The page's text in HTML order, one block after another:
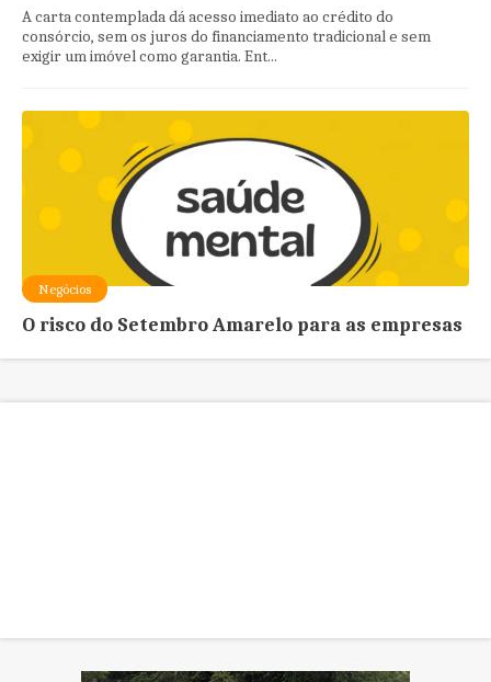
A carta contemplada dá acesso imediato ao crédito do
consórcio, sem os juros do financiamento tradicional e sem
exigir um imóvel como garantia. Ent...
Negócios
O risco do Setembro Amarelo para as empresas